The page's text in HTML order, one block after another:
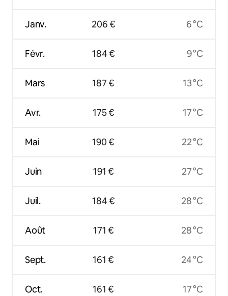
Janv.
Févr.
Mars
Avr.
Mai
Juin
Juil.
Août
Sept.
Oct.
206 €
184 €
187 €
175 €
190 €
191 €
184 €
171 €
161 €
161 €
6 °C
9 °C
13 °C
17 °C
22 °C
27 °C
28 °C
28 °C
24 °C
17 °C